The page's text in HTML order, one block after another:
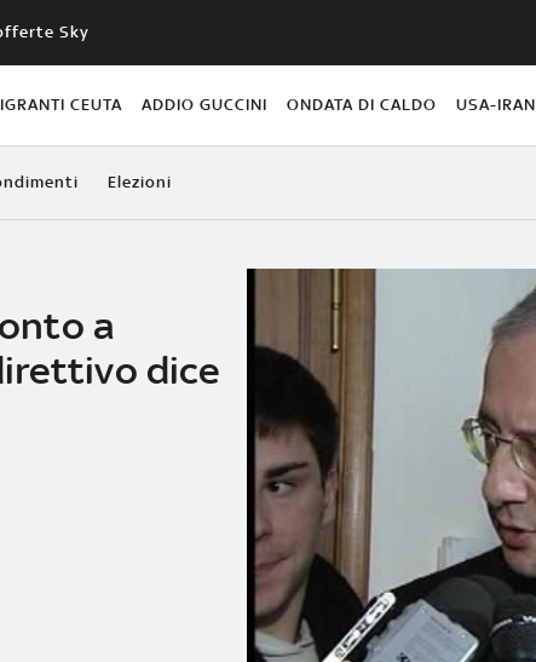
Sky
CEUTA ADDIO GUCCINI ONDATA DI CALDO USA-IRAN
Elezioni
a
dice